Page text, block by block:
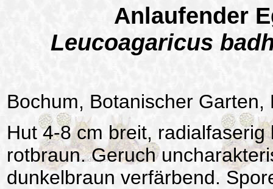
Anlaufender
Leucoagaricus
Bochum, Botanischer
Hut 4-8 cm breit,
rotbraun. Geruch
dunkelbraun verfärbend.